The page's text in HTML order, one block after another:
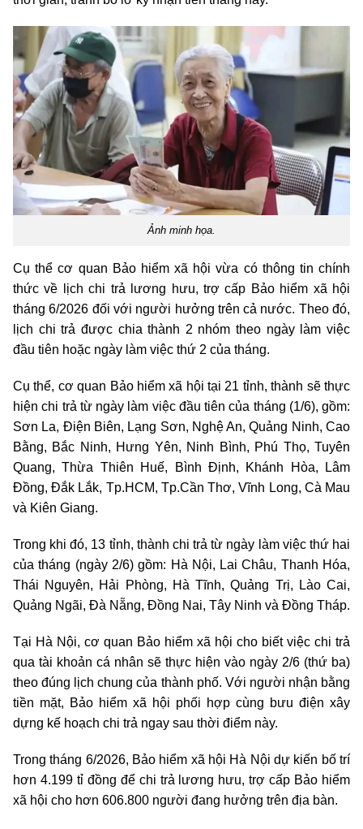
Ảnh minh họa.
Cụ thể cơ quan Bảo hiểm xã hội vừa có thông tin chính
thức về lịch chi trả lương hưu, trợ cấp Bảo hiểm xã hội
tháng 6/2026 đối với người hưởng trên cả nước. Theo đó,
lịch chi trả được chia thành 2 nhóm theo ngày làm việc
đầu tiên hoặc ngày làm việc thứ 2 của tháng.
Cụ thể, cơ quan Bảo hiểm xã hội tại 21 tỉnh, thành sẽ thực
hiện chi trả từ ngày làm việc đầu tiên của tháng (1/6), gồm:
Sơn La, Điện Biên, Lạng Sơn, Nghệ An, Quảng Ninh, Cao
Bằng, Bắc Ninh, Hưng Yên, Ninh Bình, Phú Thọ, Tuyên
Quang, Thừa Thiên Huế, Bình Định, Khánh Hòa, Lâm
Đồng, Đắk Lắk, Tp.HCM, Tp.Cần Thơ, Vĩnh Long, Cà Mau
và Kiên Giang.
Trong khi đó, 13 tỉnh, thành chi trả từ ngày làm việc thứ hai
của tháng (ngày 2/6) gồm: Hà Nội, Lai Châu, Thanh Hóa,
Thái Nguyên, Hải Phòng, Hà Tĩnh, Quảng Trị, Lào Cai,
Quảng Ngãi, Đà Nẵng, Đồng Nai, Tây Ninh và Đồng Tháp.
Tại Hà Nội, cơ quan Bảo hiểm xã hội cho biết việc chi trả
qua tài khoản cá nhân sẽ thực hiện vào ngày 2/6 (thứ ba)
theo đúng lịch chung của thành phố. Với người nhận bằng
tiền mặt, Bảo hiểm xã hội phối hợp cùng bưu điện xây
dựng kế hoạch chi trả ngay sau thời điểm này.
Trong tháng 6/2026, Bảo hiểm xã hội Hà Nội dự kiến bố trí
hơn 4.199 tỉ đồng để chi trả lương hưu, trợ cấp Bảo hiểm
xã hội cho hơn 606.800 người đang hưởng trên địa bàn.